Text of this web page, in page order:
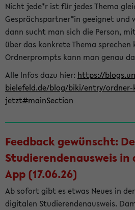
Nicht jede*r ist für jedes Thema
Gesprächspartner*in geeignet und
dann sucht man sich die Person,
über das konkrete Thema sprechen
Ordnerprompts kann man genau
Alle Infos dazu hier: https://
bielefeld.de/blog/biki/entry/
jetzt#mainSection
Feedback gewünscht:
Studierendenausweis in
App (17.06.26)
Ab sofort gibt es etwas Neues in
digitalen Studierendenausweis.